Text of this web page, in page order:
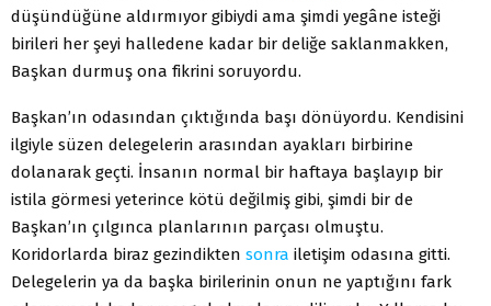
düşündüğüne aldırmıyor gibiydi ama şimdi yegâne isteği
birileri her şeyi halledene kadar bir deliğe saklanmakken,
Başkan durmuş ona fikrini soruyordu.
Başkan’ın odasından çıktığında başı dönüyordu. Kendisini
ilgiyle süzen delegelerin arasından ayakları birbirine
dolanarak geçti. İnsanın normal bir haftaya başlayıp bir
istila görmesi yeterince kötü değilmiş gibi, şimdi bir de
Başkan’ın çılgınca planlarının parçası olmuştu.
Koridorlarda biraz gezindikten sonra iletişim odasına gitti.
Delegelerin ya da başka birilerinin onun ne yaptığını fark